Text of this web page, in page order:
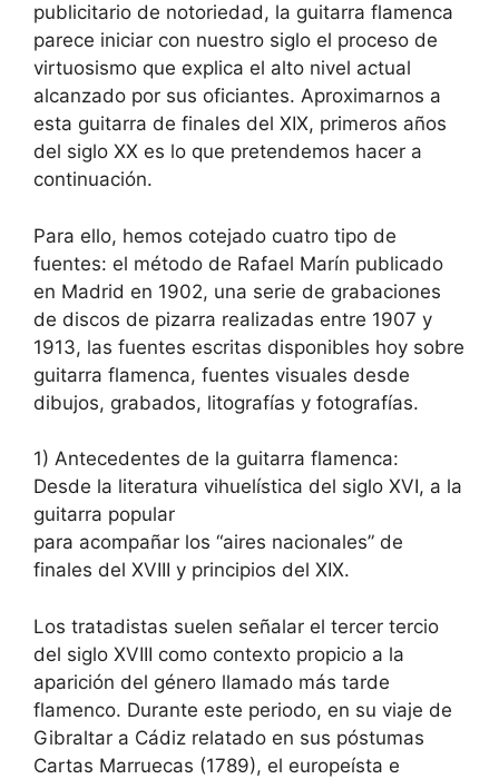
publicitario de notoriedad, la guitarra flamenca
parece iniciar con nuestro siglo el proceso de
virtuosismo que explica el alto nivel actual
alcanzado por sus oficiantes. Aproximarnos a
esta guitarra de finales del XIX, primeros años
del siglo XX es lo que pretendemos hacer a
continuación.
Para ello, hemos cotejado cuatro tipo de
fuentes: el método de Rafael Marín publicado
en Madrid en 1902, una serie de grabaciones
de discos de pizarra realizadas entre 1907 y
1913, las fuentes escritas disponibles hoy sobre
guitarra flamenca, fuentes visuales desde
dibujos, grabados, litografías y fotografías.
1) Antecedentes de la guitarra flamenca:
Desde la literatura vihuelística del siglo XVI, a la
guitarra popular
para acompañar los “aires nacionales” de
finales del XVIII y principios del XIX.
Los tratadistas suelen señalar el tercer tercio
del siglo XVIII como contexto propicio a la
aparición del género llamado más tarde
flamenco. Durante este periodo, en su viaje de
Gibraltar a Cádiz relatado en sus póstumas
Cartas Marruecas (1789), el europeísta e